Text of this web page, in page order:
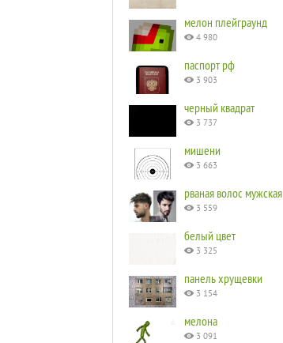
мелон плейграунд
4 980
паспорт рф
3 903
черный квадрат
3 737
мишени
3 663
рваная волос мужская
3 559
белый цвет
3 325
панель хрущевки
3 154
мелона
3 091